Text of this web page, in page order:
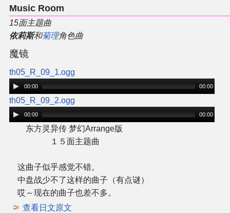
Music Room
15面主题曲
依莉斯和菊理角色曲
魔镜
th05_R_09_1.ogg
00:00 00:00
th05_R_09_2.ogg
00:00 00:00
东方灵异传 梦幻Arrange版
１５面主题曲
这曲子似乎感觉不错。
中盘战少不了这样的曲子（有点谜）
哎～现在的曲子也差不多。
查看日文原文
同人角色列表
同人视频列表
THB相关项目
THB策划
THB媒体
THB协力